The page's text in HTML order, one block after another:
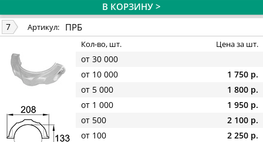
В КОРЗИНУ >
7 Артикул: ПРБ
Кол-во, шт. Цена за шт.
от 30 000
от 10 000
1 750 р.
от 5 000
1 800 р.
от 1 000
1 950 р.
от 500
2 100 р.
от 100
2 250 р.